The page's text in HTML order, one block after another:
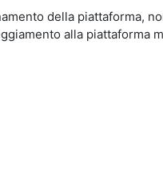
della piattaforma,
alla piattaforma